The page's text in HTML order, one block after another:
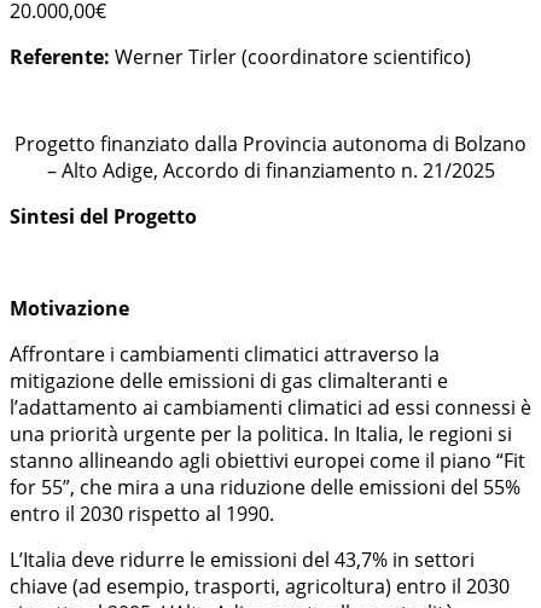
20.000,00€
Referente: Werner Tirler (coordinatore scientifico)
Progetto finanziato dalla Provincia autonoma di Bolzano
– Alto Adige, Accordo di finanziamento n. 21/2025
Sintesi del Progetto
Motivazione
Affrontare i cambiamenti climatici attraverso la
mitigazione delle emissioni di gas climalteranti e
l’adattamento ai cambiamenti climatici ad essi connessi è
una priorità urgente per la politica. In Italia, le regioni si
stanno allineando agli obiettivi europei come il piano “Fit
for 55”, che mira a una riduzione delle emissioni del 55%
entro il 2030 rispetto al 1990.
L’Italia deve ridurre le emissioni del 43,7% in settori
chiave (ad esempio, trasporti, agricoltura) entro il 2030